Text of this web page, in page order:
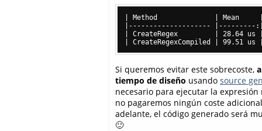
| Method              | Mean
|--------------------
| CreateRegex         | 28.64
Si queremos evitar este sobrecoste,
tiempo de diseño usando source
necesario para ejecutar la
no pagaremos ningún coste
adelante, el código generado será
🙂